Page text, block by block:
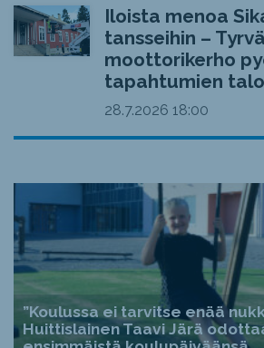
Iloista menoa
tansseihin –
moottorikerho
tapahtumien
28.7.2026 18:00
”Koulussa ei tarvitse enää
Huittislainen Taavi Järä